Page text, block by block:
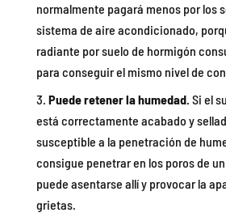
normalmente pagará menos por los
sistema de aire acondicionado,
radiante por suelo de hormigón
para conseguir el mismo nivel de
Puede retener la humedad. Si el
está correctamente acabado y
susceptible a la penetración de
consigue penetrar en los poros de
puede asentarse allí y provocar la
grietas.